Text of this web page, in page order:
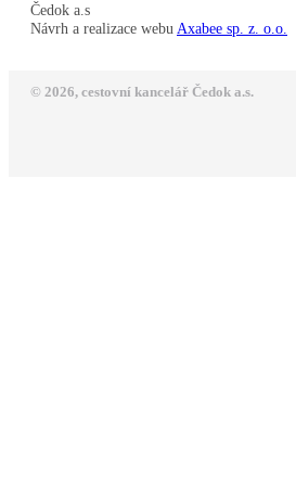
Čedok a.s
Návrh a realizace webu Axabee sp. z. o.o.
© 2026, cestovní kancelář Čedok a.s.